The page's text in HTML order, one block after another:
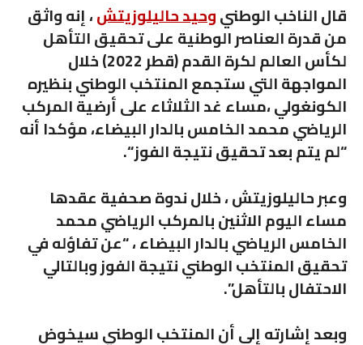
قال الناخب الوطنيوحيد حاليلوزيتش، إنه واثق
من قدرة العناصر الوطنية على تحقيق التأهل
لكأس العالم لكرة القدم (قطر 2022) خلال
المواجهة التي ستجمع المنتخب الوطني بنظيره
الكونغولي ،مساء غد الثلاثاء على أرضية المركب
الرياضي محمد الخامس بالدار البيضاء، مؤكدا أنه
“لم يتم بعد تحقيق نتيجة الفوز “.
وعبر حاليلوزيتش ، خلال ندوة صحفية عقدها
مساء اليوم الاثنين بالمركب الرياضي محمد
الخامس الرياضي بالدار البيضاء ، “عن تفاؤله في
تحقيق المنتخب الوطني نتيجة الفوز وبالتالي
الاحتفال بالتأهل”.
وبعد إشارته إلى أن المنتخب الوطني سيخوض